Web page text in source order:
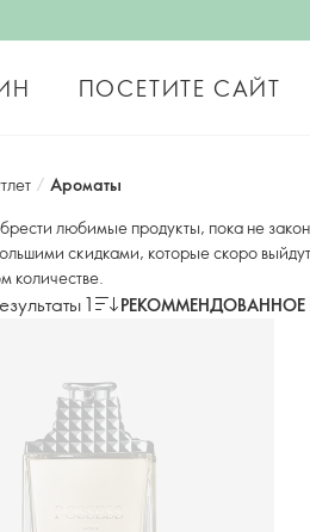
ПОСЕТИТЕ САЙТ
/ Ароматы
любимые продукты, пока не
скидками, которые скоро
количестве.
1 РЕКОММЕНДОВАННОЕ